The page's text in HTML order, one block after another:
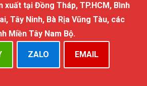
xuất tại Đồng Tháp, TP.HCM, Bình
Tây Ninh, Bà Rịa Vũng Tàu, các
Miền Tây Nam Bộ.
ZALO EMAIL